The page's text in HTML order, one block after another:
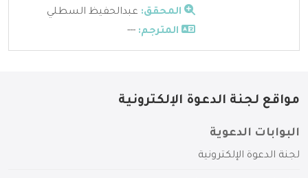
المحقق: عبدالحفيظ السطلي
المترجم: ---
مواقع لجنة الدعوة الإلكترونية
البوابات الدعوية
لجنة الدعوة الإلكترونية